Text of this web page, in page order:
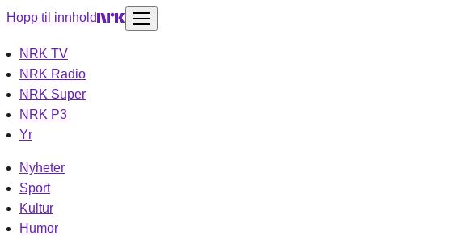
Hopp til innhold
NRK TV
NRK Radio
NRK Super
NRK P3
Yr
Nyheter
Sport
Kultur
Humor